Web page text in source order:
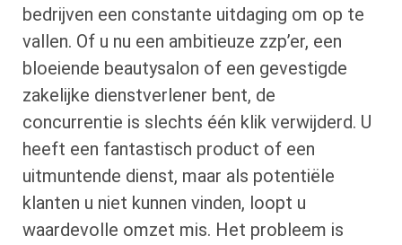
bedrijven een constante uitdaging om op te
vallen. Of u nu een ambitieuze zzp’er, een
bloeiende beautysalon of een gevestigde
zakelijke dienstverlener bent, de
concurrentie is slechts één klik verwijderd. U
heeft een fantastisch product of een
uitmuntende dienst, maar als potentiële
klanten u niet kunnen vinden, loopt u
waardevolle omzet mis. Het probleem is